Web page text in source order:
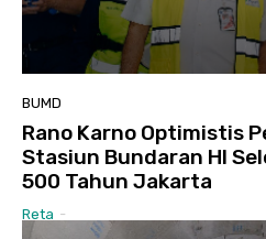
BUMD
Rano Karno Optimistis
Stasiun Bundaran HI
500 Tahun Jakarta
Reta -